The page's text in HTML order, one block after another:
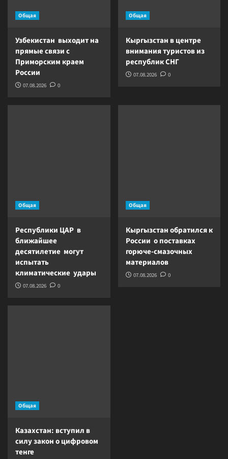
Общая
Узбекистан выходит на
прямые связи с
Приморским краем
России
07.08.2026 0
Общая
Кыргызстан в центре
внимания туристов из
республик СНГ
07.08.2026 0
Общая
Республики ЦАР в
ближайшее
десятилетие могут
испытать
климатические удары
07.08.2026 0
Общая
Кыргызстан обратился к
России о поставках
горюче-смазочных
материалов
07.08.2026 0
Общая
Казахстан: вступил в
силу закон о цифровом
тенге